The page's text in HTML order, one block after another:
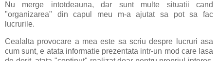
Nu merge intotdeauna, dar sunt multe situatii cand
"organizarea" din capul meu m-a ajutat sa pot sa fac
lucrurile.
Cealalta provocare a mea este sa scriu despre lucruri asa
cum sunt, e atata informatie prezentata intr-un mod care lasa